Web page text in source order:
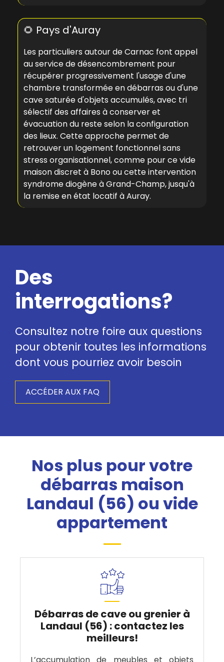
🌻 Pays d'Auray
Les particuliers autour de Carnac font appel
au service de désencombrement pour
récupérer progressivement l'usage d'une
chambre transformée en débarras ou d'une
cave saturée d'objets accumulés, avec tri
sélectif des affaires à conserver et
évacuation du reste selon la configuration
des lieux. Cette approche permet de
retrouver un logement fonctionnel sans
stress organisationnel, comme pour cevide
maison discret à Bonoou cetteintervention
syndrome diogène à Grand-Champ, jusqu'à
la remise en état locatif à Auray.
Des
interrogations?
Consultez notre foire aux questions
pour obtenir toutes les informations
dont vous pourriez avoir besoin
ACCÉDER AUX FAQ
Nos plus pour votre
débarras maison
Landaul (56) ou vide
appartement
Débarras de cave ou grenier à
Landaul (56) : contactez les
meilleurs!